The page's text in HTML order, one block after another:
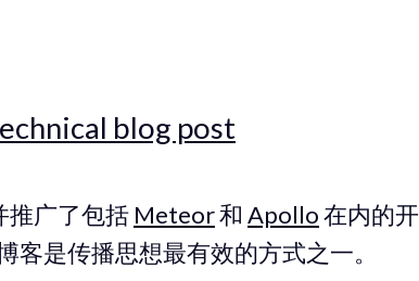
blog post
推广了包括 Meteor和 Apollo在内的开
是传播思想最有效的方式之一。